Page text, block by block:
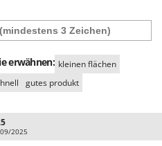
erwähnen: kleinen flächen
gutes produkt
2025